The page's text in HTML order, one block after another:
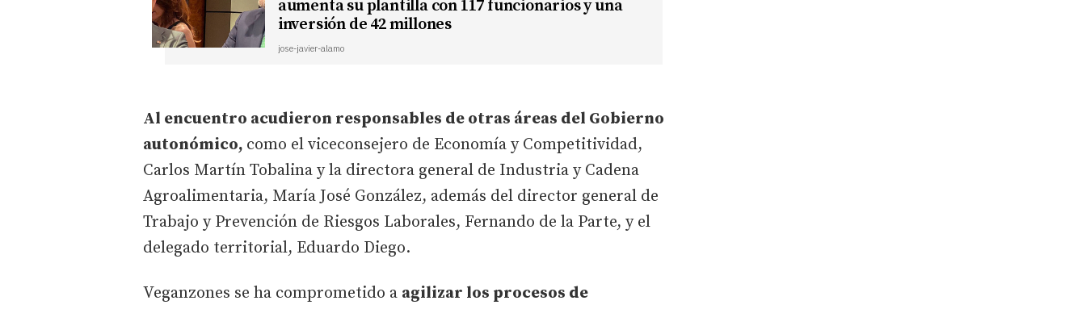
aumenta su plantilla con 117 funcionarios y una
inversión de 42 millones
jose-javier-alamo
Al encuentro acudieron responsables de otras áreas del Gobierno
autonómico, como el viceconsejero de Economía y Competitividad,
Carlos Martín Tobalina y la directora general de Industria y Cadena
Agroalimentaria, María José González, además del director general de
Trabajo y Prevención de Riesgos Laborales, Fernando de la Parte, y el
delegado territorial, Eduardo Diego.
Veganzones se ha comprometido a agilizar los procesos de